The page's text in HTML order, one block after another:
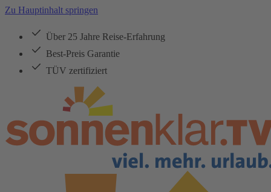
Zu Hauptinhalt springen
Über 25 Jahre Reise-Erfahrung
Best-Preis Garantie
TÜV zertifiziert